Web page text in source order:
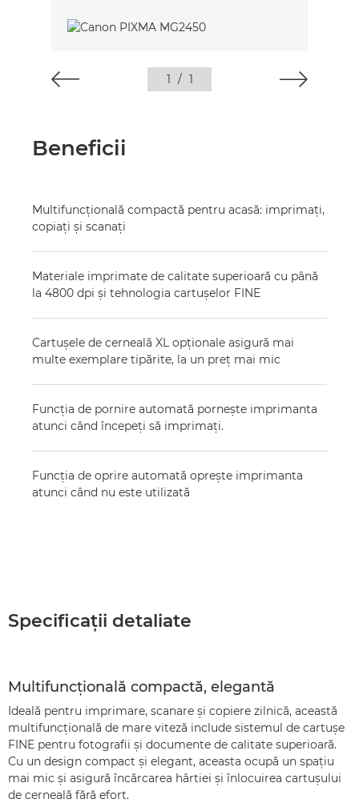
1 / 1
Beneficii
Multifuncţională compactă pentru acasă: imprimaţi,
copiaţi şi scanaţi
Materiale imprimate de calitate superioară cu până
la 4800 dpi şi tehnologia cartuşelor FINE
Cartuşele de cerneală XL opţionale asigură mai
multe exemplare tipărite, la un preţ mai mic
Funcţia de pornire automată porneşte imprimanta
atunci când începeţi să imprimaţi.
Funcţia de oprire automată opreşte imprimanta
atunci când nu este utilizată
Specificaţii detaliate
Multifuncţională compactă, elegantă
Ideală pentru imprimare, scanare şi copiere zilnică, această
multifuncţională de mare viteză include sistemul de cartuşe
FINE pentru fotografii şi documente de calitate superioară.
Cu un design compact şi elegant, aceasta ocupă un spaţiu
mai mic şi asigură încărcarea hârtiei şi înlocuirea cartuşului
de cerneală fără efort.